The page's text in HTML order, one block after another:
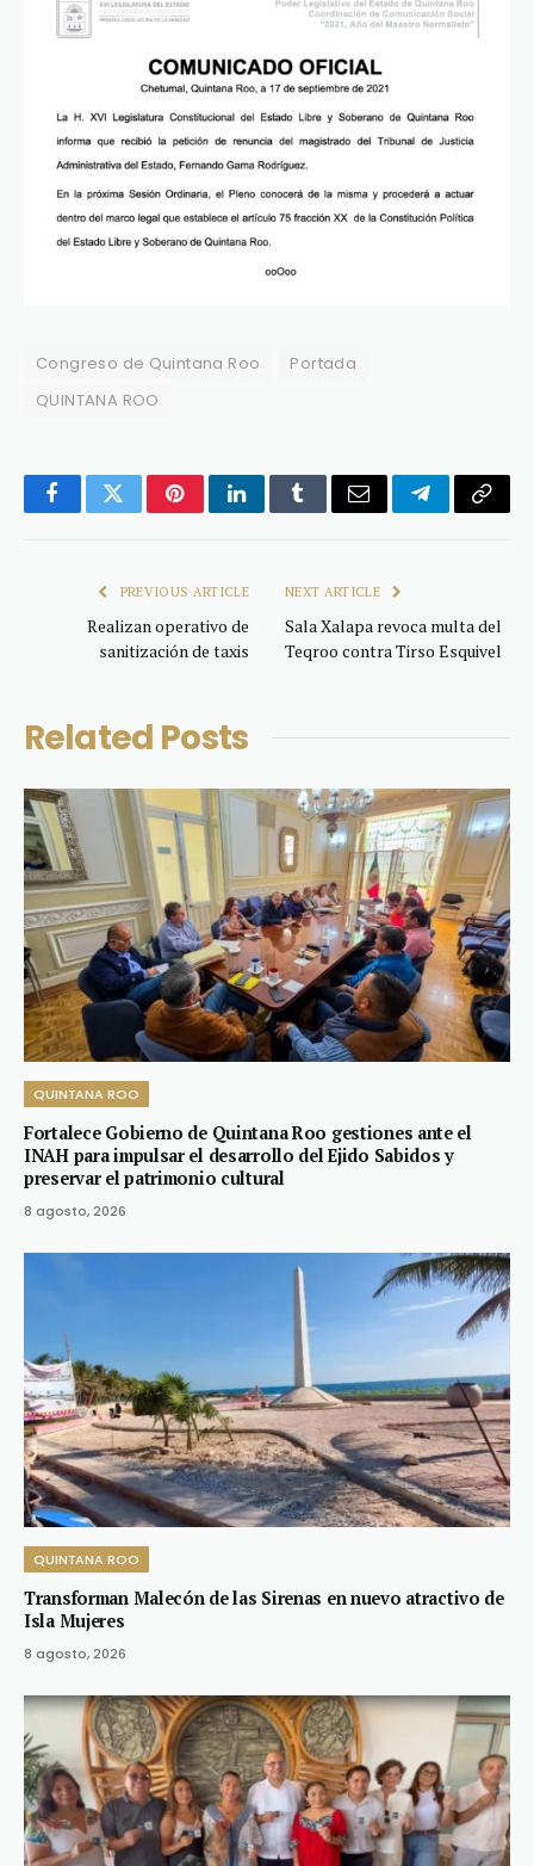
Congreso de Quintana Roo
Portada
QUINTANA ROO
FacebookTwitterPinterestLinkedInTumblrEmail TelegramCopy
PREVIOUS ARTICLE
Realizan operativo de
sanitización de taxis
NEXT ARTICLE
Sala Xalapa revoca multa del
Teqroo contra Tirso Esquivel
Related Posts
QUINTANA ROO
Fortalece Gobierno de Quintana Roo gestiones ante el
INAH para impulsar el desarrollo del Ejido Sabidos y
preservar el patrimonio cultural
8 agosto, 2026
QUINTANA ROO
Transforman Malecón de las Sirenas en nuevo atractivo de
Isla Mujeres
8 agosto, 2026